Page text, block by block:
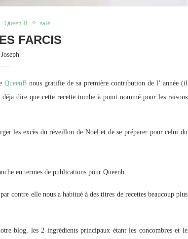
Queen B salé
FARCIS
Joseph
QueenB nous gratifie de sa première contribution de l’ année (il
dire que cette recette tombe à point nommé pour les raisons
les excès du réveillon de Noël et de se préparer pour celui du
en termes de publications pour Queenb.
contre elle nous a habitué à des titres de recettes beaucoup plus
blog, les 2 ingrédients principaux étant les concombres et le